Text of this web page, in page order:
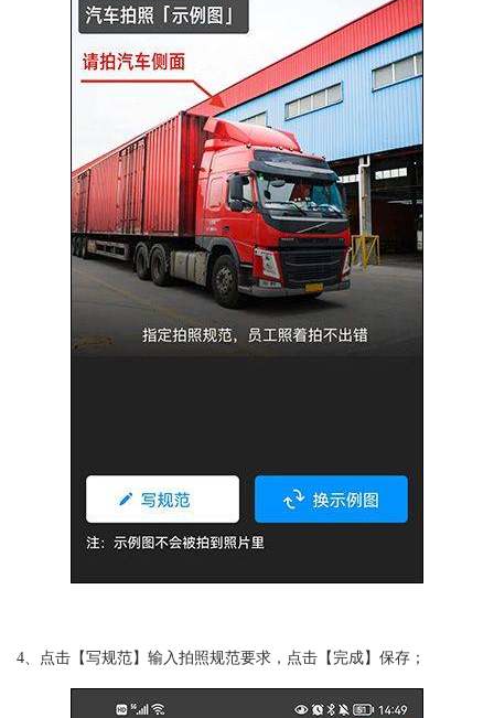
4、点击【写规范】输入拍照规范要求，点击【完成】保存；